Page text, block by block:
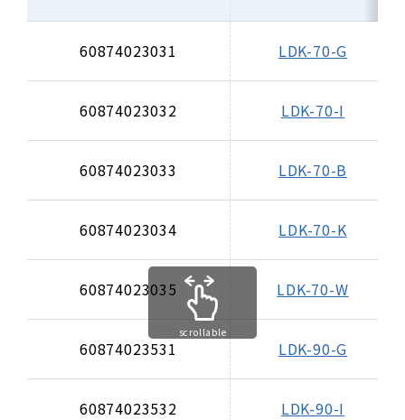
60874023031 LDK-70-G
60874023032 LDK-70-I
60874023033 LDK-70-B
60874023034 LDK-70-K
60874023035 LDK-70-W
60874023531 LDK-90-G
60874023532 LDK-90-I
scrollable